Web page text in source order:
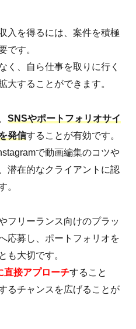
入を得るには、案件を積極
です。
く、自ら仕事を取りに行く
大することができます。
SNSやポートフォリオサイ
発信することが有効です。
で動画編集のコツや
潜在的なクライアントに認
。
フリーランス向けのプラッ
応募し、ポートフォリオを
も大切です。
直接アプローチすること
るチャンスを広げることが